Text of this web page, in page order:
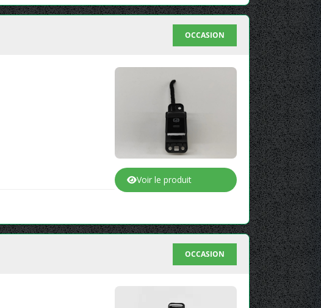
OCCASION
Voir le produit
OCCASION